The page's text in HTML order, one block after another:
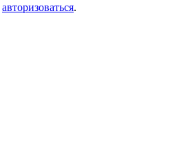
авторизоваться.